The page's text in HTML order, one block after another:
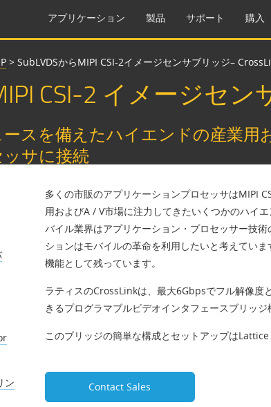
アプリケーション 製品 サポート 購入
> SubLVDSからMIPI CSI-2イメージセンサブリッジ–
CSI-2 イメージセ
スを備えたハイエンドの産業
サに接続
ン
多くの市販のアプリケーションプロセッサはMIPI
用およびA / V市場に注力してきたいくつかのハイ
バイル業界はアプリケーション・プロセッサー技
ションはモバイルの革命を利用したいと考えてい
機能として残っています。
ラティスのCrossLinkは、最大6Gbpsでフル解像度
きるプログラマブルビデオインタフェースブリッジ
このブリッジの簡単な構成とセットアップは
Contact Sales